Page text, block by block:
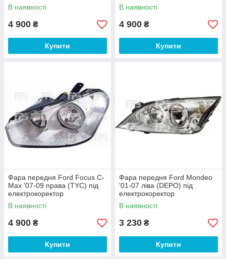
В наявності
4 900 ₴
Купити
В наявності
4 900 ₴
Купити
Фара передня Ford Focus C-
Max '07-09 права (TYC) під
електрокоректор
В наявності
4 900 ₴
Купити
Фара передня Ford Mondeo
'01-07 ліва (DEPO) під
електрокоректор
В наявності
3 230 ₴
Купити